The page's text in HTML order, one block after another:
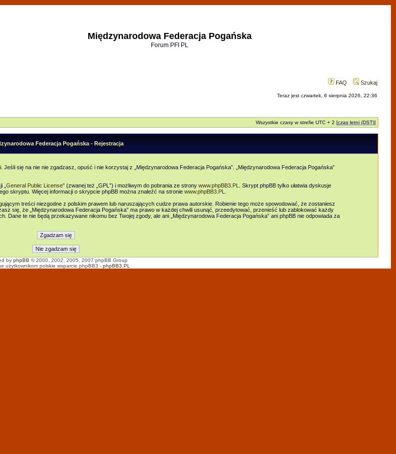
Międzynarodowa Federacja Pogańska
Forum PFI PL
FAQ Szukaj
Teraz jest czwartek, 6 sierpnia 2026, 22:36
Wszystkie czasy w strefie UTC + 2 [czas letni (DST)]
Federacja Pogańska - Rejestracja
się na nie nie zgadzasz, opuść i nie korzystaj z „Międzynarodowa Federacja Pogańska”. „Międzynarodowa Federacja Pogańska”
General Public License” (zwanej też „GPL”) i możliwym do pobrania ze strony www.phpBB3.PL
. Skrypt phpBB tylko ułatwia dyskusje
skryptu. Więcej informacji o skrypcie phpBB można znaleźć na stronie www.phpBB3.PL
treści niezgodne z polskim prawem lub naruszających cudze prawa autorskie. Robienie tego może spowodować, że zostaniesz
się, że „Międzynarodowa Federacja Pogańska” ma prawo w każdej chwili usunąć, przeedytować, przenieść lub zablokować każdy
te nie będą przekazywane nikomu bez Twojej zgody, ale ani „Międzynarodowa Federacja Pogańska” ani phpBB nie odpowiada za
by phpBB © 2000, 2002, 2005, 2007 phpBB Group
użytkownikom polskie wsparcie phpBB3 - phpBB3.PL